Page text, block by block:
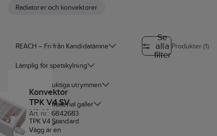
Radiatorer och konvektorer
REACH – Fri från Kandidatämne
Lämplig för spetskylning
Lämplig för fuktiga utrymmen
Material galler
Glansvärde
Se
alla
filter
Produkter (1)
Konvektor
TPK V4 SV
H240
djup=80,
Thermopanel
Art. nr.: 6842683
TPK V4 Standard
Vägg är en